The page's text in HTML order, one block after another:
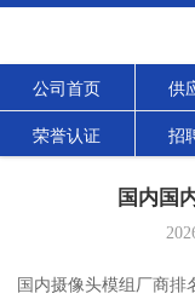
公司首页 供
荣誉认证 招
国内国
国内摄像头模组厂商排